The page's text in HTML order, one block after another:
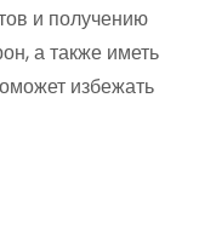
и получению
а также иметь
избежать